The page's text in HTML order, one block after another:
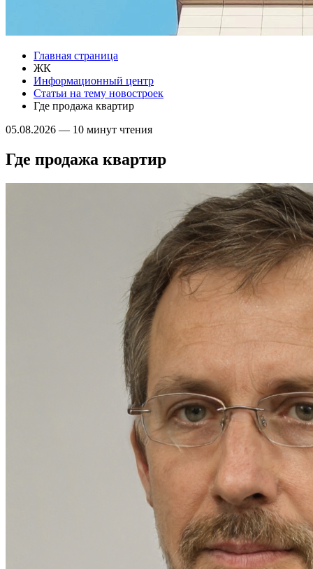
Главная страница
ЖК
Информационный центр
Статьи на тему новостроек
Где продажа квартир
05.08.2026 — 10 минут чтения
Где продажа квартир